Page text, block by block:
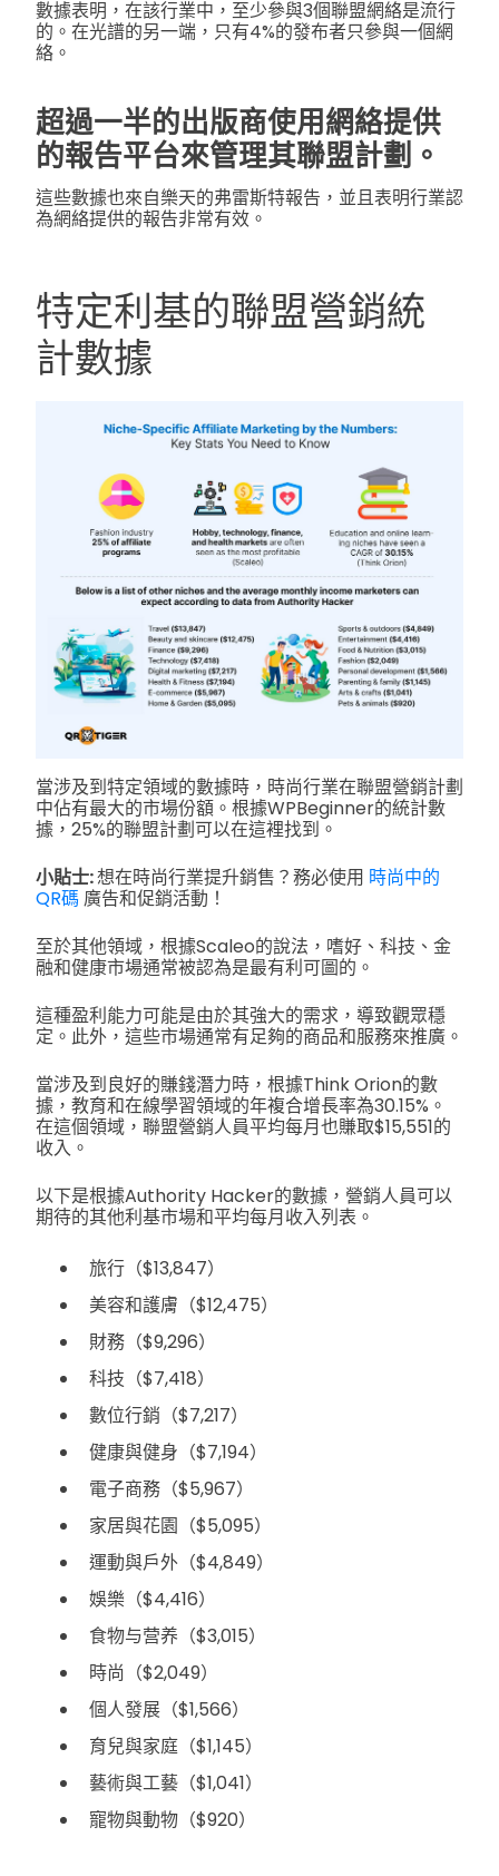
數據表明，在該行業中，至少參與3個聯盟網絡是流行
的。在光譜的另一端，只有4%的發布者只參與一個網
絡。
超過一半的出版商使用網絡提供
的報告平台來管理其聯盟計劃。
這些數據也來自樂天的弗雷斯特報告，並且表明行業認
為網絡提供的報告非常有效。
特定利基的聯盟營銷統
計數據
當涉及到特定領域的數據時，時尚行業在聯盟營銷計劃
中佔有最大的市場份額。根據WPBeginner的統計數
據，25%的聯盟計劃可以在這裡找到。
小貼士:想在時尚行業提升銷售？務必使用 時尚中的
QR碼 廣告和促銷活動！
至於其他領域，根據Scaleo的說法，嗜好、科技、金
融和健康市場通常被認為是最有利可圖的。
這種盈利能力可能是由於其強大的需求，導致觀眾穩
定。此外，這些市場通常有足夠的商品和服務來推廣。
當涉及到良好的賺錢潛力時，根據Think Orion的數
據，教育和在線學習領域的年複合增長率為30.15%。
在這個領域，聯盟營銷人員平均每月也賺取$15,551的
收入。
以下是根據Authority Hacker的數據，營銷人員可以
期待的其他利基市場和平均每月收入列表。
旅行（$13,847）
美容和護膚（$12,475）
財務（$9,296）
科技（$7,418）
數位行銷（$7,217）
健康與健身（$7,194）
電子商務（$5,967）
家居與花園（$5,095）
運動與戶外（$4,849）
娛樂（$4,416）
食物与营养（$3,015）
時尚（$2,049）
個人發展（$1,566）
育兒與家庭（$1,145）
藝術與工藝（$1,041）
寵物與動物（$920）